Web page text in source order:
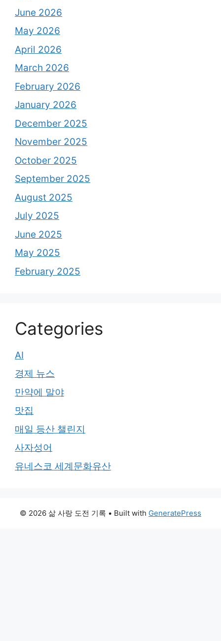
June 2026
May 2026
April 2026
March 2026
February 2026
January 2026
December 2025
November 2025
October 2025
September 2025
August 2025
July 2025
June 2025
May 2025
February 2025
Categories
AI
경제 뉴스
만약에 말야
맛집
매일 등산 챌린지
사자성어
유네스코 세계문화유산
© 2026 삶 사랑 도전 기록 • Built with GeneratePress